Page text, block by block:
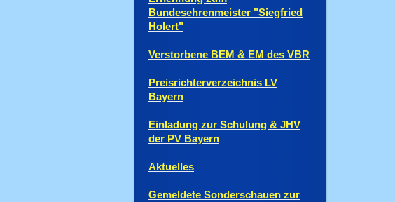
Bundesehrenmeister "Siegfried
Holert"
Verstorbene BEM & EM des VBR
Preisrichterverzeichnis LV
Bayern
Einladung zur Schulung & JHV
der PV Bayern
Aktuelles
Gemeldete Sonderschauen zur